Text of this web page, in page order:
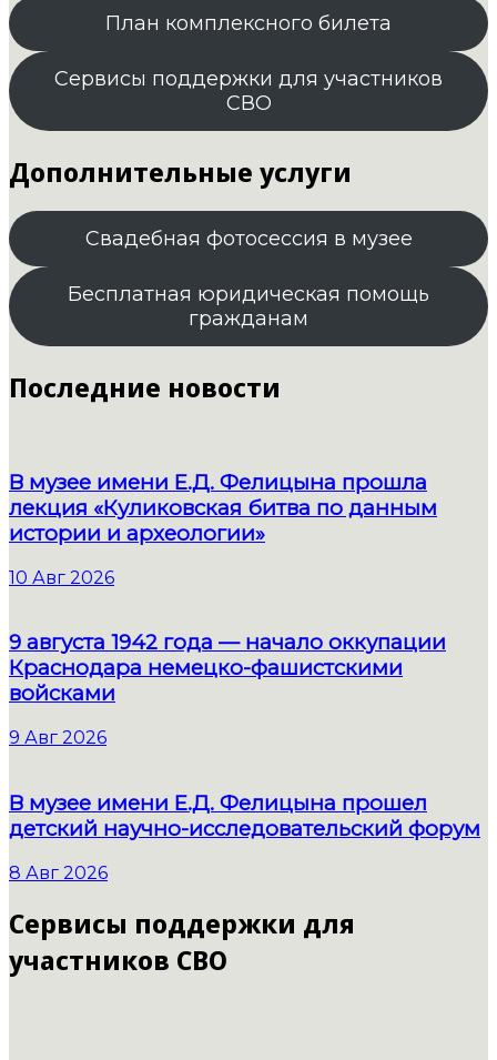
План комплексного билета
Сервисы поддержки для участников
СВО
Дополнительные услуги
Свадебная фотосессия в музее
Бесплатная юридическая помощь
гражданам
Последние новости
В музее имени Е.Д. Фелицына прошла
лекция «Куликовская битва по данным
истории и археологии»
10 Авг 2026
9 августа 1942 года — начало оккупации
Краснодара немецко-фашистскими
войсками
9 Авг 2026
В музее имени Е.Д. Фелицына прошел
детский научно-исследовательский форум
8 Авг 2026
Сервисы поддержки для
участников СВО